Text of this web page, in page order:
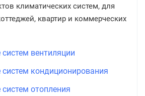
климатических систем, для
квартир и коммерческих
вентиляции
кондиционирования
отопления